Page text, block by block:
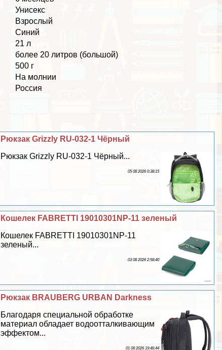
Униceкc
Взрослый
Синий
21 л
более 20 литров (большой)
500 г
На молнии
Россия
Рюкзак Grizzly RU-032-1 Чёрный
Рюкзак Grizzly RU-032-1 Чёрный...
05 08 2026 0:38:15
Кошелек FABRETTI 19010301NP-11 зеленый
Кошелек FABRETTI 19010301NP-11
зеленый...
03 08 2026 2:58:40
Рюкзак BRAUBERG URBAN Darkness
Благодаря специальной обработке
материал обладает водоотталкивающим
эффектом...
01 08 2026 19:46:44